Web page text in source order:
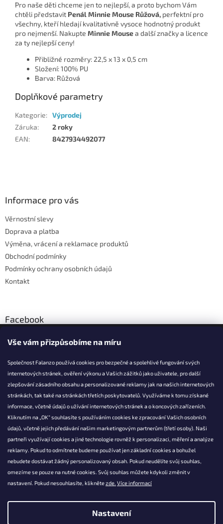
Vše vám přizpůsobíme na míru
Společnost Falanzo používá cookies pro bezpečné a spolehlivé fungování svých
internetových stránek, ověření výkonu a Vašich zážitků jako uživatele, pro další
zlepšování zásadního obsahu a personalizované reklamy jak na našich internetových
stránkách, tak také na stránkách třetích poskytovatelů. Využíváme k tomu získané
informace, včetně údajů o užívání internetových stránek a o koncových zařízeních.
Kliknutím na „OK“ souhlasíte s používáním cookies ke zpracování Vašich osobních
údajů, včetně jejich předávání našim marketingovým partnerům (třetí osoby). Naši
partneři využívají cookies a jiné technologie rovněž k personalizaci, měření a analýze
reklamy. Pokud to odmítnete budeme používat jen základní cookies a bohužel
nebudete dostávat žádný personalizovaný obsah. Pokud neudělíte svůj souhlas,
omezíme se pouze na nutné cookies. Svůj souhlas můžete kdykoli změnit v
nastavení. Pokud nesouhlasíte, kliknětezde. Více informací
Nastavení
Pro naše děti chceme jen to nejlepší, a proto bychom Vám
chtěli představit Penál Minnie Mouse Růžová, perfektní pro
všechny, kteří hledají kvalitativně vysoce hodnotný produkt
pro nejmenší. Nakupte Minnie Mousea další značky a licence
za ty nejlepší ceny!
Přibližné rozměry: 22,5 x 13 x 0,5 cm
Složení: 100% PU
Barva: Růžová
Doplňkové parametry
Kategorie: Výprodej
Záruka:
2 roky
EAN: 8427934492077
Informace pro vás
Věrnostní slevy
Doprava a platba
Výměna, vrácení a reklamace produktů
Obchodní podmínky
Podmínky ochrany osobních údajů
Kontakt
Facebook
KONTAKT
info@falanzo.cz
Falanzo.cz
FalanzoCZ